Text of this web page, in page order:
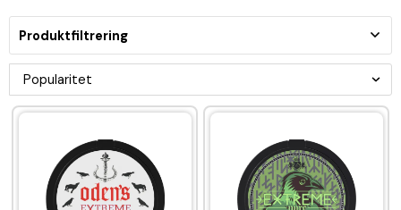
Produktfiltrering